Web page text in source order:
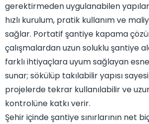
gerektirmeden uygulanabilen
hızlı kurulum, pratik kullanım ve
sağlar. Portatif şantiye kapama
çalışmalardan uzun soluklu şantiye
farklı ihtiyaçlara uyum sağlayan
sunar; sökülüp takılabilir yapısı
projelerde tekrar kullanılabilir ve
kontrolüne katkı verir.
Şehir içinde şantiye sınırlarının net